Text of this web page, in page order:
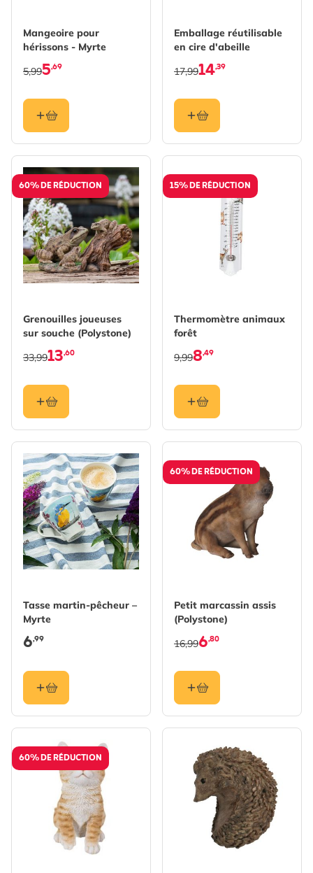
Mangeoire pour
hérissons - Myrte
5,69
5,99
Emballage réutilisable
en cire d'abeille
14,39
17,99
60% DE RÉDUCTION
Grenouilles joueuses
sur souche (Polystone)
13,60
33,99
15% DE RÉDUCTION
Thermomètre animaux
forêt
8,49
9,99
Tasse martin-pêcheur –
Myrte
6,99
60% DE RÉDUCTION
Petit marcassin assis
(Polystone)
6,80
16,99
60% DE RÉDUCTION